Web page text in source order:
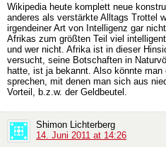
Wikipedia heute komplett neue
anderes als verstärkte Alltags Trottel
irgendeiner Art von Intelligenz gar
Afrikas zum größten Teil viel
und wer nicht. Afrika ist in dieser
versucht, seine Botschaften in
hatte, ist ja bekannt. Also könnte
sprechen, mit denen man sich aus
Vorteil, b.z.w. der Geldbeutel.
Shimon Lichterberg
14. Juni 2011 at 14:26